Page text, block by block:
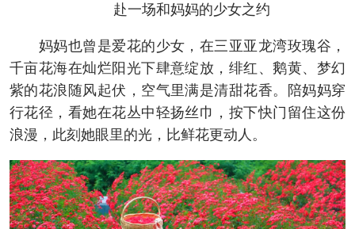
赴一场和妈妈的少女之约
妈妈也曾是爱花的少女，在三亚亚龙湾玫瑰谷，
千亩花海在灿烂阳光下肆意绽放，绯红、鹅黄、梦幻
紫的花浪随风起伏，空气里满是清甜花香。陪妈妈穿
行花径，看她在花丛中轻扬丝巾，按下快门留住这份
浪漫，此刻她眼里的光，比鲜花更动人。